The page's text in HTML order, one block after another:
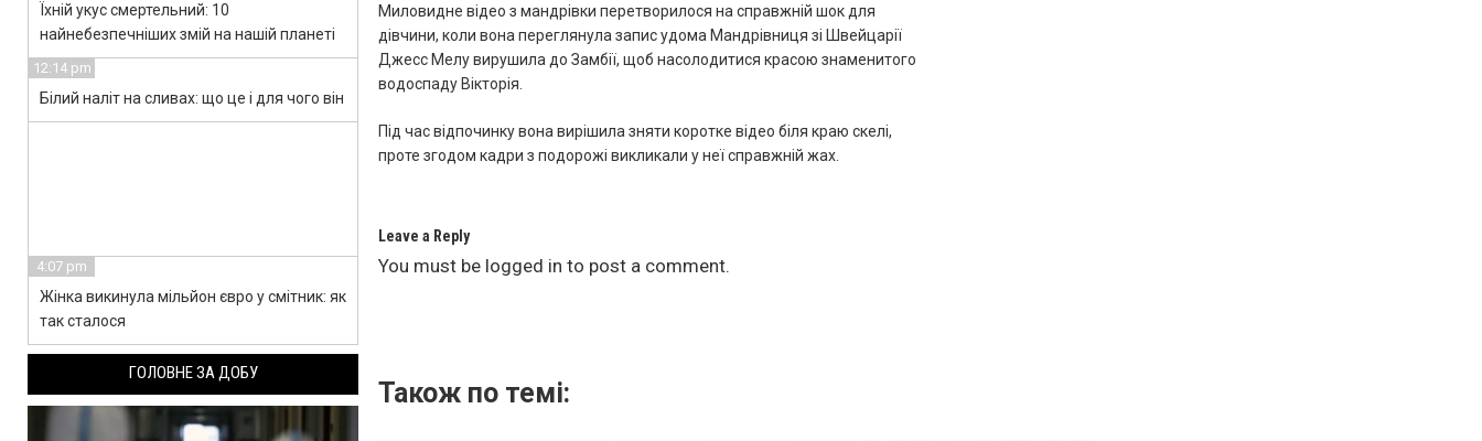
Миловидне відео з мандрівки перетворилося на справжній шок для
дівчини, коли вона переглянула запис удома Мандрівниця зі Швейцарії
Джесс Мелу вирушила до Замбії, щоб насолодитися красою знаменитого
водоспаду Вікторія.
Під час відпочинку вона вирішила зняти коротке відео біля краю скелі,
проте згодом кадри з подорожі викликали у неї справжній жах.
Leave a Reply
You must be logged in to post a comment.
Також по темі:
Їхній укус смертельний: 10
найнебезпечніших змій на нашій планеті
12:14 pm
Білий наліт на сливах: що це і для чого він
4:07 pm
Жінка викинула мільйон євро у смітник: як
так сталося
ГОЛОВНЕ ЗА ДОБУ